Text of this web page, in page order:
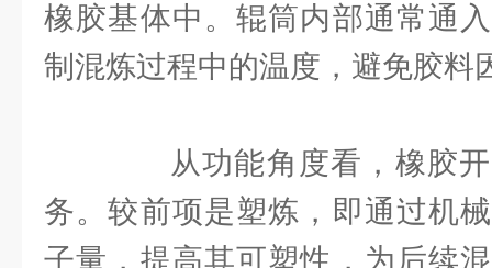
橡胶基体中。辊筒内部通常通
制混炼过程中的温度，避免胶料
从功能角度看，橡胶开
务。较前项是塑炼，即通过机
子量，提高其可塑性，为后续